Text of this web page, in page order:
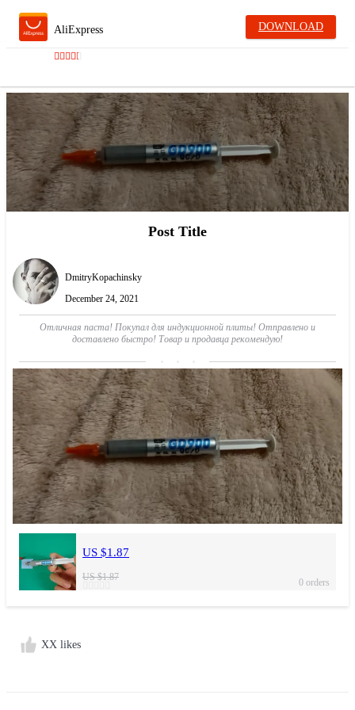
AliExpress DOWNLOAD
Post Title
DmitryKopachinsky
December 24, 2021
Отличная паста! Покупал для индукционной плиты! Отправлено и
доставлено быстро! Товар и продавца рекомендую!
US $1.87
US $1.87 0 orders
XX likes